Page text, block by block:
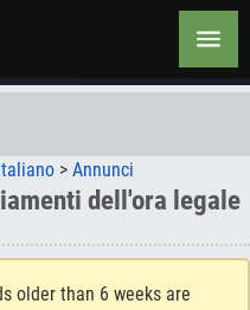
> Annunci
dell'ora legale
older than 6 weeks are